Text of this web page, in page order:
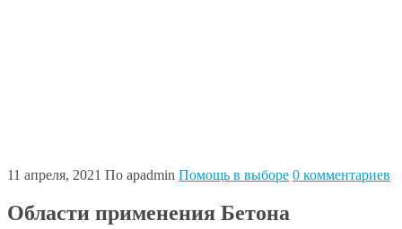
11 апреля, 2021 По apadmin Помощь в выборе 0 комментариев
Области применения Бетона